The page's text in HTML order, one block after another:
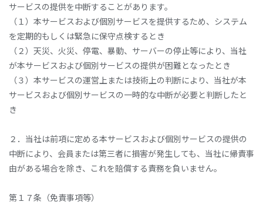
サービスの提供を中断することがあります。
（１）本サービスおよび個別サービスを提供するため、システム
を定期的もしくは緊急に保守点検するとき
（２）天災、火災、停電、暴動、サーバーの停止等により、当社
が本サービスおよび個別サービスの提供が困難となったとき
（３）本サービスの運営上または技術上の判断により、当社が本
サービスおよび個別サービスの一時的な中断が必要と判断したと
き
２．当社は前項に定める本サービスおよび個別サービスの提供の
中断により、会員または第三者に損害が発生しても、当社に帰責事
由がある場合を除き、これを賠償する責務を負いません。
第１７条（免責事項等）